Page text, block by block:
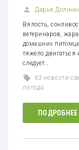
Дарья
Вялость,
ветеринаров,
домашних
тяжело
следует…
63 новости
погода
ПОДРОБНЕЕ